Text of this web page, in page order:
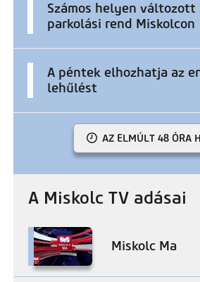
Számos helyen változott
parkolási rend Miskolcon
A péntek elhozhatja az
lehűlést
AZ ELMÚLT 48 ÓRA
A Miskolc TV adásai
Miskolc Ma